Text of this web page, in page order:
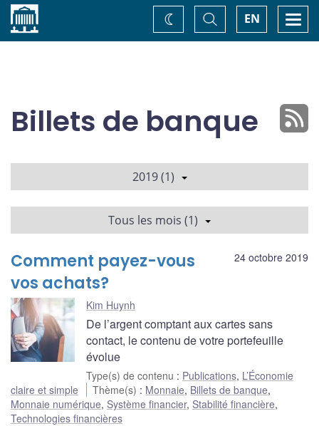
Accueil EN
Basculer
la
recherche
Changez
de
Billets de banque
2019 (1)
Tous les mois (1)
24 octobre 2019
Comment payez-vous
vos achats?
Kim Huynh
De l’argent comptant aux cartes sans
contact, le contenu de votre portefeuille
évolue
Type(s) de contenu : Publications, L’Économie
claire et simple
Thème(s) : Monnaie, Billets de banque,
Monnaie numérique, Système financier, Stabilité financière,
Technologies financières